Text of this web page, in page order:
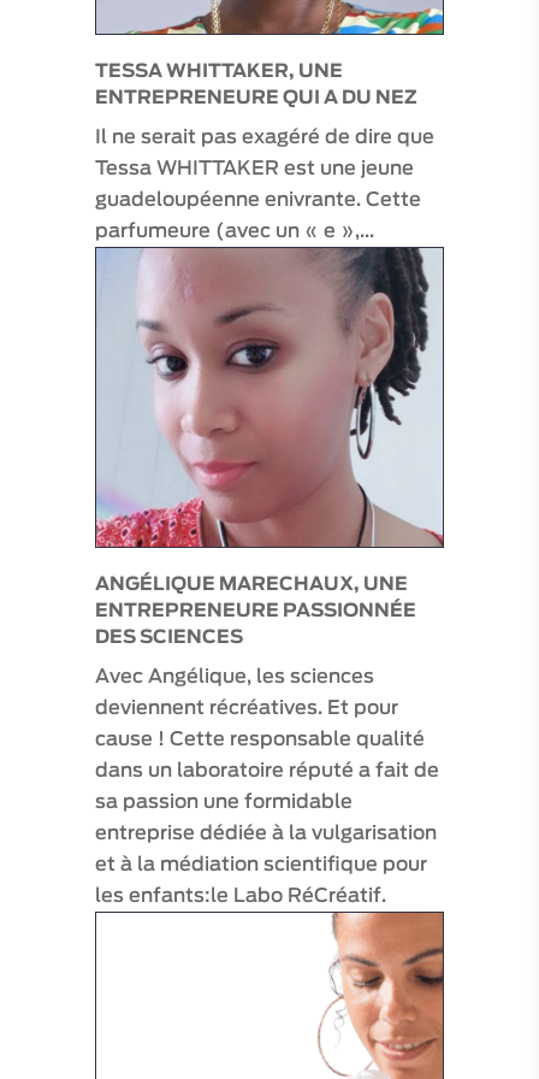
Aucune
note
pour
le
moment
160€
Expérience culinaire et ancestrale à
Marie-Galante
EXPÉRIENCE “GEO’TERRE”
note
pour
le
moment
EXPÉRIENCE “EOLIENNES &
MICRO-MERVEILLES”
TESSA WHITTAKER, UNE
ENTREPRENEURE QUI A DU NEZ
Il ne serait pas exagéré de dire que
Tessa WHITTAKER est une jeune
guadeloupéenne enivrante. Cette
parfumeure (avec un « e »,…
ANGÉLIQUE MARECHAUX, UNE
ENTREPRENEURE PASSIONNÉE
DES SCIENCES
Avec Angélique, les sciences
deviennent récréatives. Et pour
cause ! Cette responsable qualité
dans un laboratoire réputé a fait de
sa passion une formidable
entreprise dédiée à la vulgarisation
et à la médiation scientifique pour
les enfants:le Labo RéCréatif.